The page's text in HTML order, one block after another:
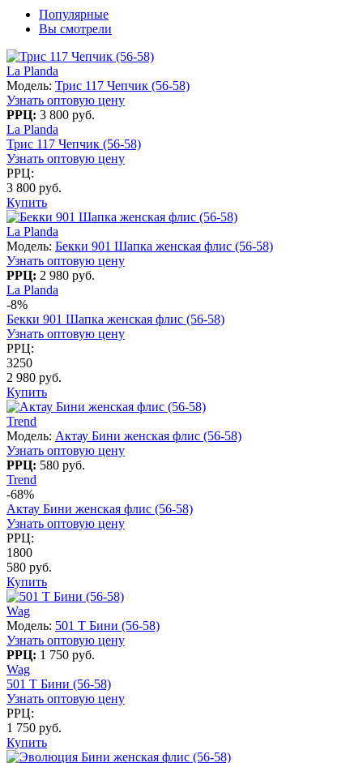
Популярные
Вы смотрели
La Planda
Модель: Трис 117 Чепчик (56-58)
Узнать оптовую цену
РРЦ: 3 800 руб.
La Planda
Трис 117 Чепчик (56-58)
Узнать оптовую цену
РРЦ:
3 800 руб.
Купить
La Planda
Модель: Бекки 901 Шапка женская флис (56-58)
Узнать оптовую цену
РРЦ: 2 980 руб.
La Planda
-8%
Бекки 901 Шапка женская флис (56-58)
Узнать оптовую цену
РРЦ:
3250
2 980 руб.
Купить
Trend
Модель: Актау Бини женская флис (56-58)
Узнать оптовую цену
РРЦ: 580 руб.
Trend
-68%
Актау Бини женская флис (56-58)
Узнать оптовую цену
РРЦ:
1800
580 руб.
Купить
Wag
Модель: 501 T Бини (56-58)
Узнать оптовую цену
РРЦ: 1 750 руб.
Wag
501 T Бини (56-58)
Узнать оптовую цену
РРЦ:
1 750 руб.
Купить